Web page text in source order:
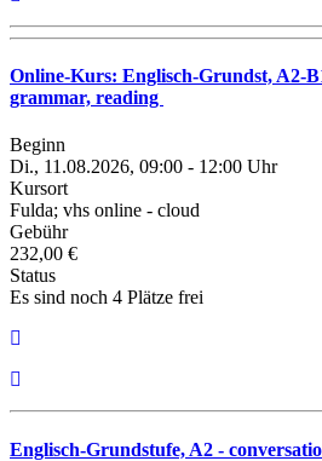
Online-Kurs: Englisch-Grundst, A2-
grammar, reading
Beginn
Di., 11.08.2026, 09:00 - 12:00 Uhr
Kursort
Fulda; vhs online - cloud
Gebühr
232,00 €
Status
Es sind noch 4 Plätze frei
Englisch-Grundstufe, A2 -